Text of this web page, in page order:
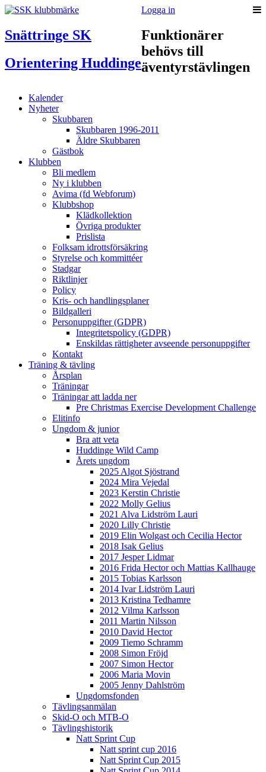
Logga in
Snättringe SK
Orientering Huddinge
Kalender
Nyheter
Skubbaren
Skubbaren 1996-2011
Äldre Skubbaren
Gästbok
Klubben
Bli medlem
Ny i klubben
Avima (fd Webforum)
Klubbshop
Klädkollektion
Övriga produkter
Prislista
Folksam idrottsförsäkring
Styrelse och kommittéer
Stadgar
Riktlinjer
Policy
Kris- och handlingsplaner
Bildgalleri
Personuppgifter (GDPR)
Integritetspolicy (GDPR)
Enskildas rättigheter avseende personuppgifter
Kontakt
Träning & tävling
Årsplan
Träningar
Träningar att ladda ner
Pre Christmas Exercise Development Challenge
Elitinfo
Ungdom & junior
Bra att veta
Huddinge Wild Camp
Årets ungdom
2025 Algot Sjöstrand
2024 Mira Vejedal
2023 Kerstin Christie
2022 Molly Gelius
2021 Alva Lidström Lauri
2020 Lilly Christie
2019 Elin Wolgast och Cecilia Hector
2018 Isak Gelius
2017 Jesper Lidmar
2016 Frida Hector och Mattias Kallhauge
2015 Tobias Karlsson
2014 Ivar Lidström Lauri
2013 Kristina Tedhamre
2012 Vilma Karlsson
2011 Martin Nilsson
2010 David Hector
2009 Tiemo Schramm
2008 Simon Fröjd
2007 Simon Hector
2006 Maria Movin
2005 Jenny Dahlström
Ungdomsfonden
Tävlingsanmälan
Skid-O och MTB-O
Tävlingshistorik
Natt Sprint Cup
Natt sprint cup 2016
Natt Sprint Cup 2015
Funktionärer
behövs till
äventyrstävlingen